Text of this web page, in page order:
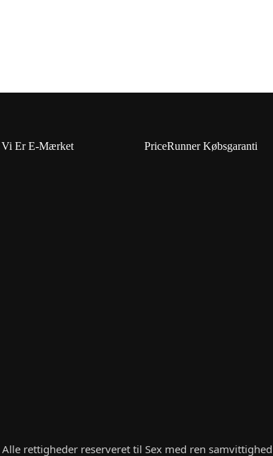
Vi Er E-Mærket PriceRunner Købsgaranti
Alle rettigheder reserveret til Sex med ren